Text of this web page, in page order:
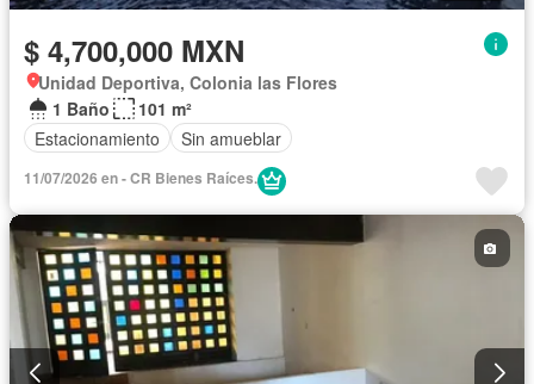
$ 4,700,000 MXN
Unidad Deportiva, Colonia las Flores
1 Baño
101 m²
Estacionamiento
Sin amueblar
11/07/2026 en - CR Bienes Raíces.